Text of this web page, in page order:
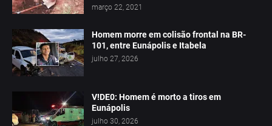
março 22, 2021
Homem morre em colisão frontal na BR-
101, entre Eunápolis e Itabela
julho 27, 2026
V!DE0: Homem é morto a tiros em
Eunápolis
julho 30, 2026